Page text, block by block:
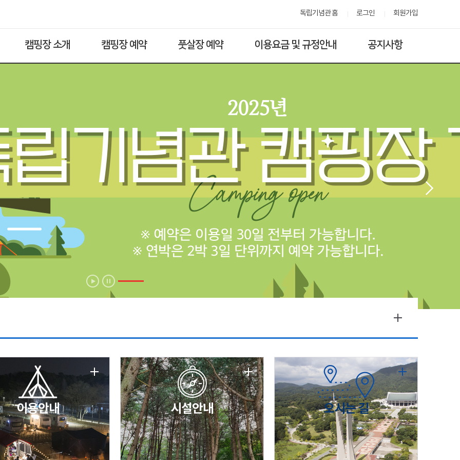
독립기념관 홈 로그인 회원가입
캠핑장 소개 캠핑장 예약 풋살장 예약 이용요금 및 규정안내 공지사항
른 서비스 이용 제한 안내
경 안내
이용안내 시설안내 오시는 길